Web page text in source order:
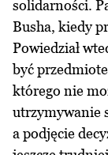
solidarności.
Busha, kiedy
Powiedział
być
którego nie
utrzymywanie
a podjęcie